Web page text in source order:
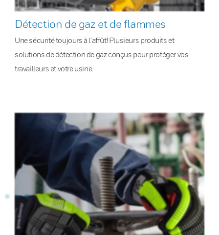
Détection de gaz et de flammes
Une sécurité toujours à l’affût! Plusieurs produits et
solutions de détection de gaz conçus pour protéger vos
travailleurs et votre usine.